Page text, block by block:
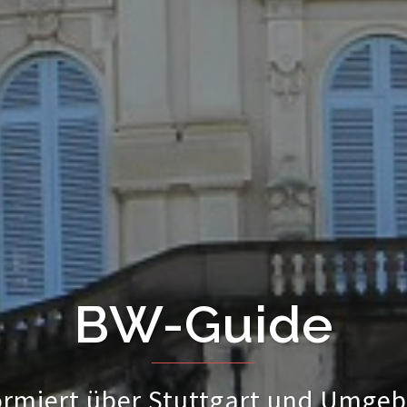
BW-Guide
über Stuttgart und